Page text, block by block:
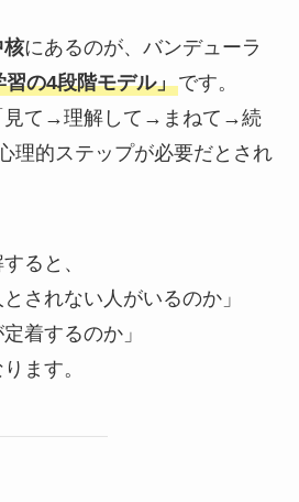
核にあるのが、バンデューラ
習の4段階モデル」です。
見て→理解して→まねて→続
理的ステップが必要だとされ
ると、
されない人がいるのか」
着するのか」
ます。